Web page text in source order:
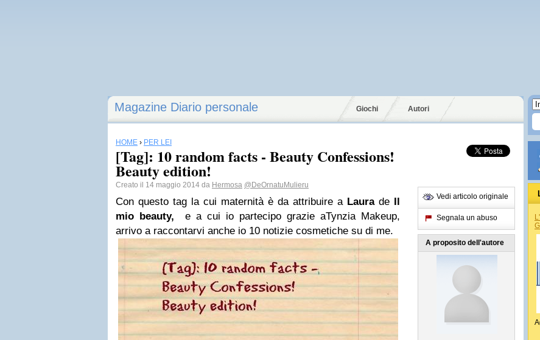
Magazine Diario personale Giochi Autori
HOME › PER LEI
[Tag]: 10 random facts - Beauty Confessions!
Beauty edition!
Creato il 14 maggio 2014 da Hermosa @DeOrnatuMulieru
Con questo tag la cui maternità è da attribuire a Laurade Il
mio beauty,
e a cui io partecipo grazie aTynzia Makeup,
arrivo a raccontarvi anche io 10 notizie cosmetiche su di me.
Vedi articolo originale
Segnala un abuso
A proposito dell'autore